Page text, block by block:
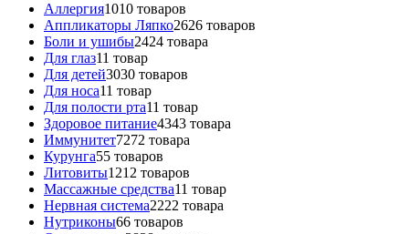
Аллергия1010 товаров
Аппликаторы Ляпко2626 товаров
Боли и ушибы2424 товара
Для глаз11 товар
Для детей3030 товаров
Для носа11 товар
Для полости рта11 товар
Здоровое питание4343 товара
Иммунитет7272 товара
Курунга55 товаров
Литовиты1212 товаров
Массажные средства11 товар
Нервная система2222 товара
Нутриконы66 товаров